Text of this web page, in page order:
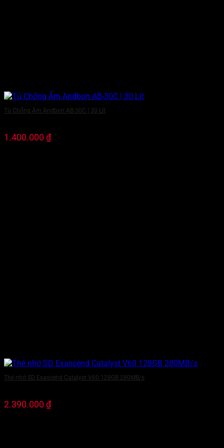
Tủ Chống Ẩm Andbon AB-30C | 30 Lít
1.400.000 ₫
Thẻ nhớ SD Exascend Catalyst V60 128GB 280MB/s
2.390.000 ₫